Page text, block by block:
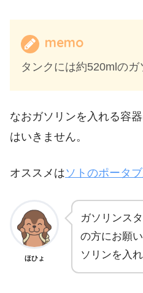
memo
タンクには約520mlのガ
なおガソリンを入れる容
はいきません。
オススメはソトのポータ
ほひょ
ガソリンス
の方にお願
ソリンを入